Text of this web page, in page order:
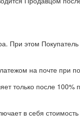
При этом
на почте при
только после 100%
в себя